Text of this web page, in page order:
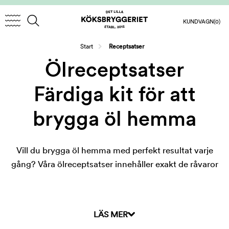
KUNDVAGN(0)
Start Receptsatser
Ölreceptsatser
Färdiga kit för att
brygga öl hemma
Vill du brygga öl hemma med perfekt resultat varje
gång? Våra ölreceptsatser innehåller exakt de råvaror
Passar både nybörjare och erfarna hembryggare.
• Torkad och krossad malt - färdig att användas
LÄS MER